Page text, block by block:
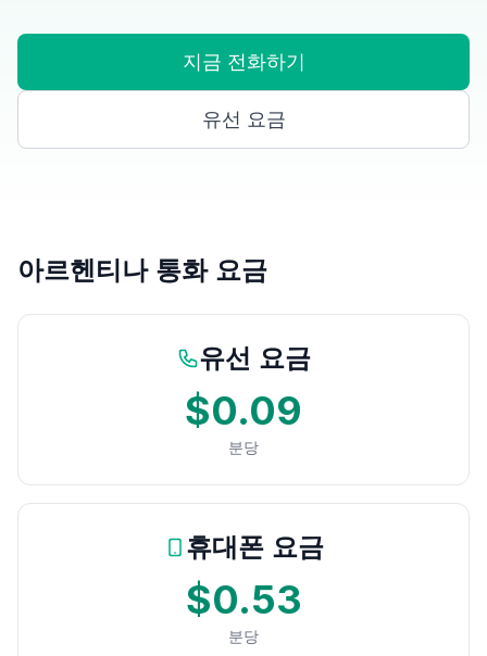
지금 전화하기
유선 요금
아르헨티나 통화 요금
유선 요금
$0.09
분당
휴대폰 요금
$0.53
분당